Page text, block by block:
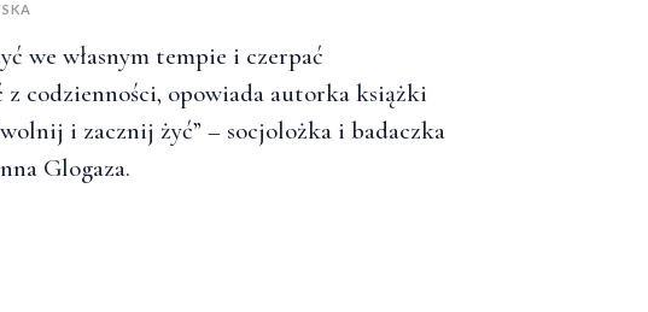
we własnym tempie i czerpać
z codzienności, opowiada autorka książki
i zacznij żyć” – socjolożka i badaczka
Glogaza.